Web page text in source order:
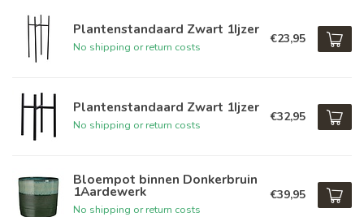
Plantenstandaard Zwart 1Ijzer
No shipping or return costs
€23,95
Plantenstandaard Zwart 1Ijzer
No shipping or return costs
€32,95
Bloempot binnen Donkerbruin
1Aardewerk
No shipping or return costs
€39,95